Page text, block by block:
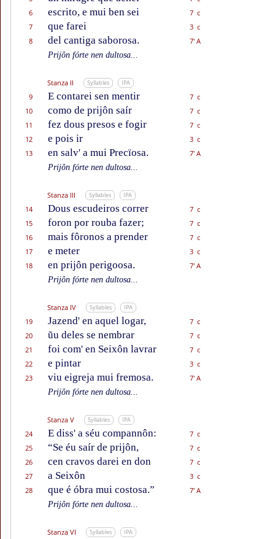
6
escrito, e mui ben sei
7 c
7
que farei
3 c
8
del cantiga saborosa.
7' A
Prijôn fórte nen dultosa...
Stanza II Syllables IPA
9 E contarei sen mentir
7 c
10
como de prijôn saír
7 c
11
fez dous presos e fogir
7 c
12
e pois ir
3 c
13
en salv' a mui Precïosa.
7' A
Prijôn fórte nen dultosa...
Stanza III Syllables IPA
14 Dous escudeiros correr
7 c
15
foron por rouba fazer;
7 c
16
mais fôronos a prender
7 c
17
e meter
3 c
18
en prijôn perigoosa.
7' A
Prijôn fórte nen dultosa...
Stanza IV Syllables IPA
19 Jazend' en aquel logar,
7 c
20
ũu deles se nembrar
7 c
21
foi com' en Seixôn lavrar
7 c
22
e pintar
3 c
23
viu eigreja mui fremosa.
7' A
Prijôn fórte nen dultosa...
Stanza V Syllables IPA
24 E diss' a séu compannôn:
7 c
25
“Se éu saír de prijôn,
7 c
26
cen cravos darei en don
7 c
27
a Seixôn
3 c
28
que é óbra mui costosa.”
7' A
Prijôn fórte nen dultosa...
Stanza VI Syllables IPA